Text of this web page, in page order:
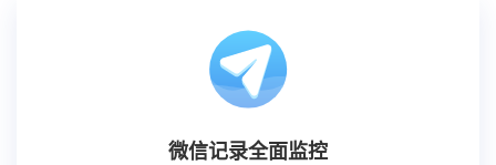
微信记录全面监控